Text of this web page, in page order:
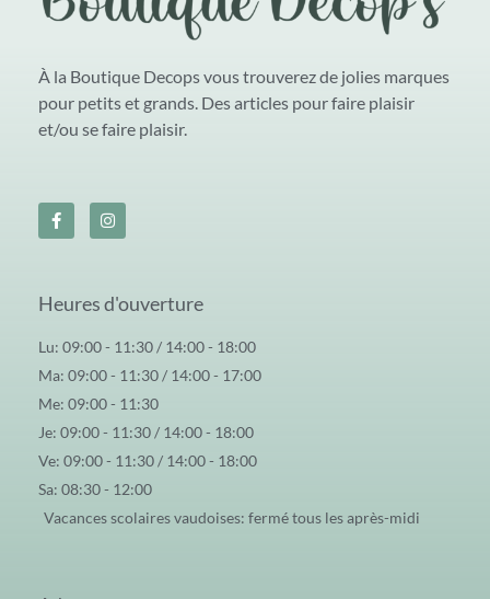
À la Boutique Decops vous trouverez de jolies marques
pour petits et grands. Des articles pour faire plaisir
et/ou se faire plaisir.
Heures d'ouverture
Lu: 09:00 - 11:30 / 14:00 - 18:00
Ma: 09:00 - 11:30 / 14:00 - 17:00
Me: 09:00 - 11:30
Je: 09:00 - 11:30 / 14:00 - 18:00
Ve: 09:00 - 11:30 / 14:00 - 18:00
Sa: 08:30 - 12:00
Vacances scolaires vaudoises: fermé tous les après-midi